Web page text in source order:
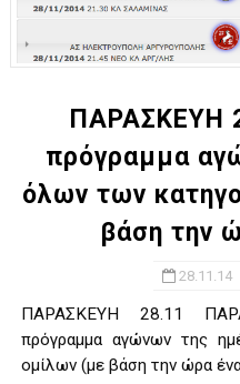
ΠΑΡΑΣΚΕΥΗ
πρόγραμμα
όλων των
βάση την
28.11.14
ΠΑΡΑΣΚΕΥΗ 28.11
πρόγραμμα αγώνων της
ομίλων (με βάση την ώρα